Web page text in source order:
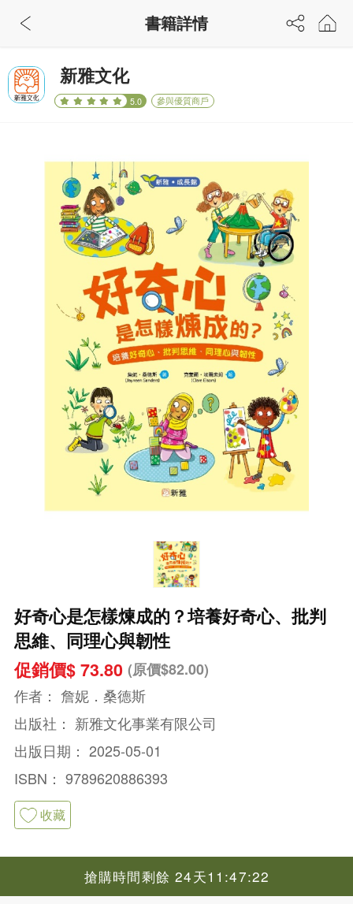
新雅文化
5.0 參與優質商戶
好奇心是怎樣煉成的？培養好奇心、批判
思維、同理心與韌性
促銷價$ 73.80 (原價$82.00)
作者： 詹妮．桑德斯
出版社： 新雅文化事業有限公司
出版日期： 2025-05-01
ISBN： 9789620886393
收藏
搶購時間剩餘 24天11:47:21
書籍詳情